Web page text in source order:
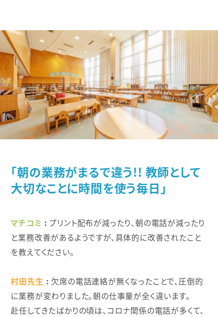
「朝の業務がまるで違う!! 教師として
大切なことに時間を使う毎日」
マチコミ
プリント配布が減ったり、朝の電話が減ったり
と業務改善があるようですが、具体的に改善されたこと
を教えてください。
村田先生
欠席の電話連絡が無くなったことで、圧倒的
に業務が変わりました。朝の仕事量が全く違います。
赴任してきたばかりの頃は、コロナ関係の電話が多くて、